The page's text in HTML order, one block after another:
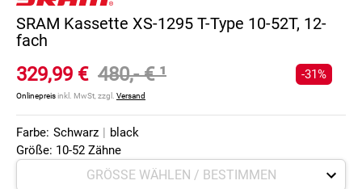
SRAM Kassette XS-1295 T-Type 10-52T, 12-
fach
329,99 € 480,- €¹
Onlinepreisinkl. MwSt, zzgl. Versand
-31%
Farbe: Schwarz | black
Größe: 10-52 Zähne